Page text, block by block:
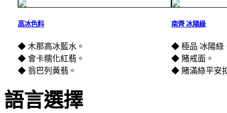
高冰色料
◆ 木那高冰藍水。
◆ 會卡糯化紅翡。
◆ 翁巴列黃翡。
南齊 冰陽綠
◆ 極品 冰陽綠
◆ 賭戒面。
◆ 賭滿綠平安
語言選擇